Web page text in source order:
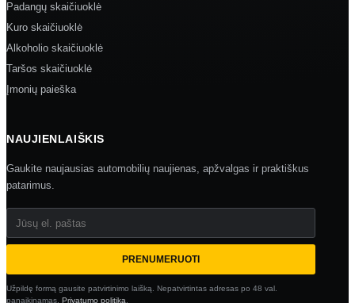
Padangų skaičiuoklė
Kuro skaičiuoklė
Alkoholio skaičiuoklė
Taršos skaičiuoklė
Įmonių paieška
NAUJIENLAIŠKIS
Gaukite naujausias automobilių naujienas, apžvalgas ir praktiškus
patarimus.
Jūsų el. paštas
PRENUMERUOTI
Užpildę formą gausite patvirtinimo laišką. Nepatvirtintas adresas po 48 val.
panaikinamas. Privatumo politika.